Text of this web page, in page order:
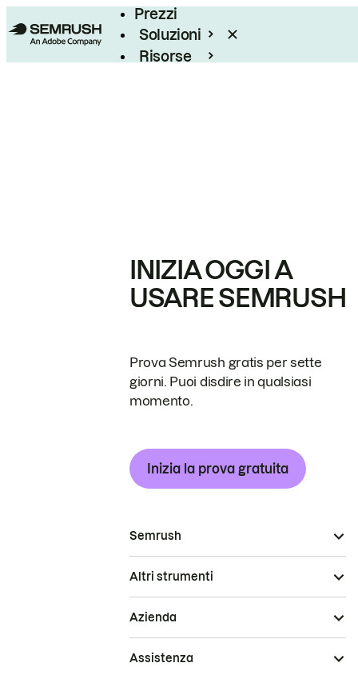
Prezzi
Soluzioni
Risorse
INIZIA OGGI A
USARE SEMRUSH
Prova Semrush gratis per sette
giorni. Puoi disdire in qualsiasi
momento.
Inizia la prova gratuita
Semrush
Altri strumenti
Azienda
Assistenza